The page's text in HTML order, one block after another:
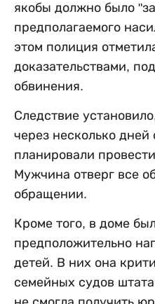
якобы должно было
предполагаемого
этом полиция
доказательствами,
обвинения.
Следствие
через несколько
планировали
Мужчина отверг все
обращении.
Кроме того, в доме
предположительно
детей. В них она
семейных судов